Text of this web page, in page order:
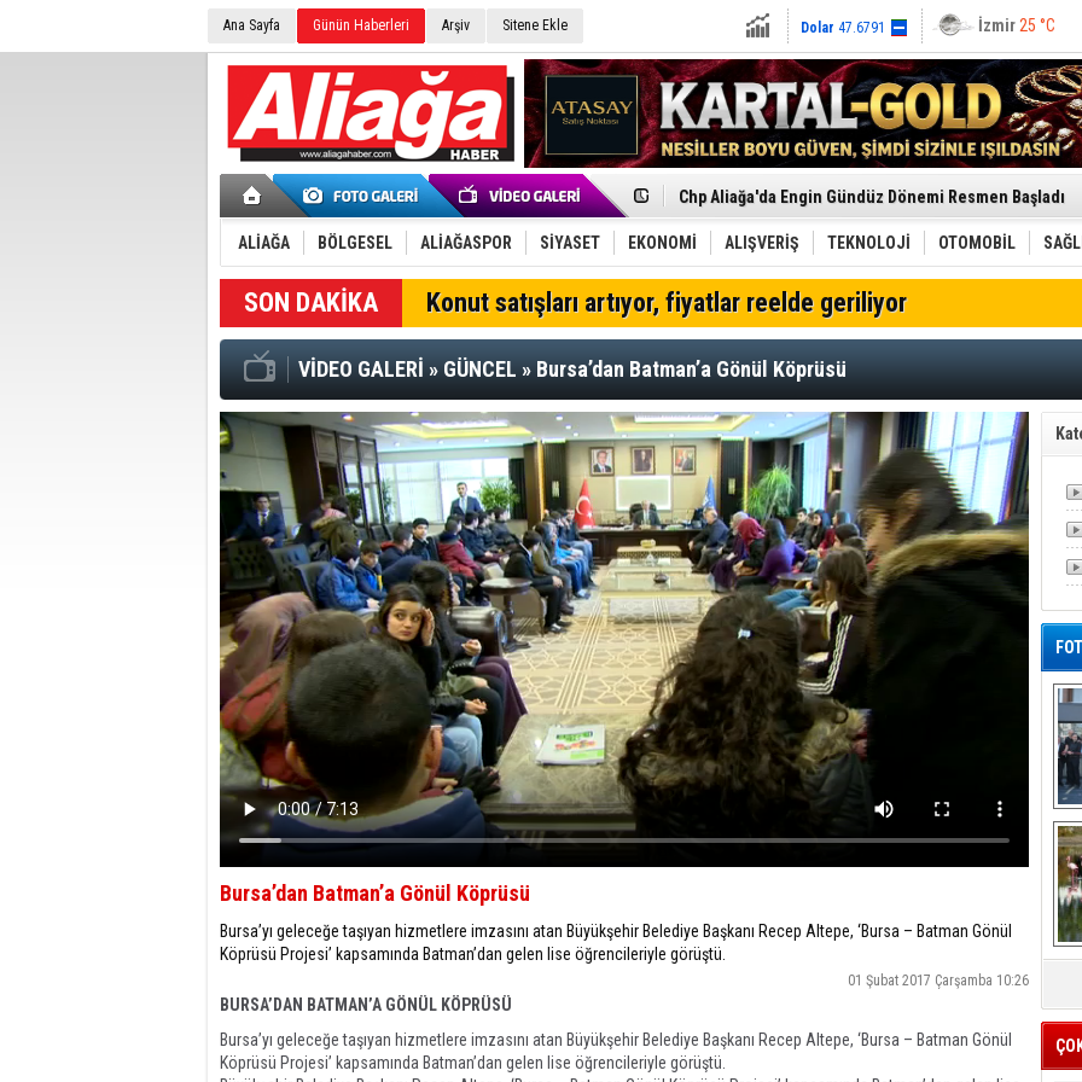
Ana Sayfa Günün Haberleri Arşiv Sitene Ekle Dolar 47.6791
Euro55.1258
İzmir 25 °C
Menemen FK Ligden Çekilme Kararı Aldı
Aliağa'da Gayrimenkul Sektörü İçin Ortak Akıl
Çandarlı’nın yeni Cumhuriyet Meydanı açılıyor
Chp Aliağa'da Engin Gündüz Dönemi Resmen Başladı
AK Parti Aliağa’da Genişletilmiş İlçe Danışma Meclisi
SOCAR Türkiye ve TANAP Yönetim Kurulları İstanbul'da
Trafiği durdurup ördeği kurtardılar
Alto, İnşaat Sektörünün Taleplerini Gdz Elektrik
TÜVTÜRK’ten Motosiklet Sürücülerine Hayati Muayene
Aliağa'daki yakıt tankeri yangınına İzmir İtfaiyesi’nden
Dikili'de Doğal Gaz Ağı Genişliyor
Aliağa-Midilli Hattında 3,5 Ayda 25 Bin Yolcu
ALİAĞA BÖLGESEL ALİAĞASPOR SİYASET EKONOMİ ALIŞVERİŞ TEKNOLOJİ OTOMOBİL
SON DAKİKA Konut satışları artıyor, fiyatlar reelde geriliyor
VİDEO GALERİ » GÜNCEL » Bursa’dan Batman’a Gönül Köprüsü
Bursa’dan Batman’a Gönül Köprüsü
Bursa’yı geleceğe taşıyan hizmetlere imzasını atan Büyükşehir Belediye Başkanı Recep Altepe, ‘Bursa – Batman Gönül
Köprüsü Projesi’ kapsamında Batman’dan gelen lise öğrencileriyle görüştü.
01 Şubat 2017 Çarşamba 10:26
BURSA’DAN BATMAN’A GÖNÜL KÖPRÜSÜ
Bursa’yı geleceğe taşıyan hizmetlere imzasını atan Büyükşehir Belediye Başkanı Recep Altepe, ‘Bursa – Batman Gönül
Köprüsü Projesi’ kapsamında Batman’dan gelen lise öğrencileriyle görüştü.